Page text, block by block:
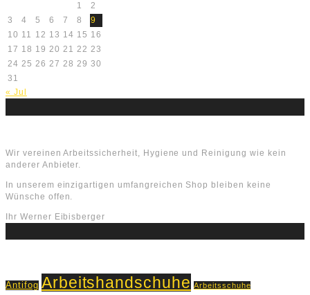
1
2
3
4 5 6 7 8
9
10 11 12 13 14 15 16
17 18 19 20 21 22 23
24 25 26 27 28 29 30
31
« Jul
Wir vereinen Arbeitssicherheit, Hygiene und Reinigung wie kein
anderer Anbieter.
In unserem einzigartigen umfangreichen Shop bleiben keine
Wünsche offen.
Ihr Werner Eibisberger
Antifog Arbeitshandschuhe Arbeitsschuhe